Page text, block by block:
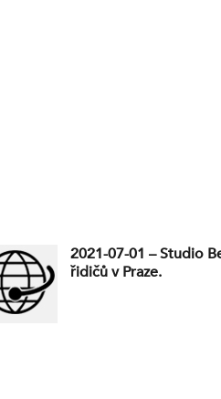
2021-07-01 – Studio
řidičů v Praze.